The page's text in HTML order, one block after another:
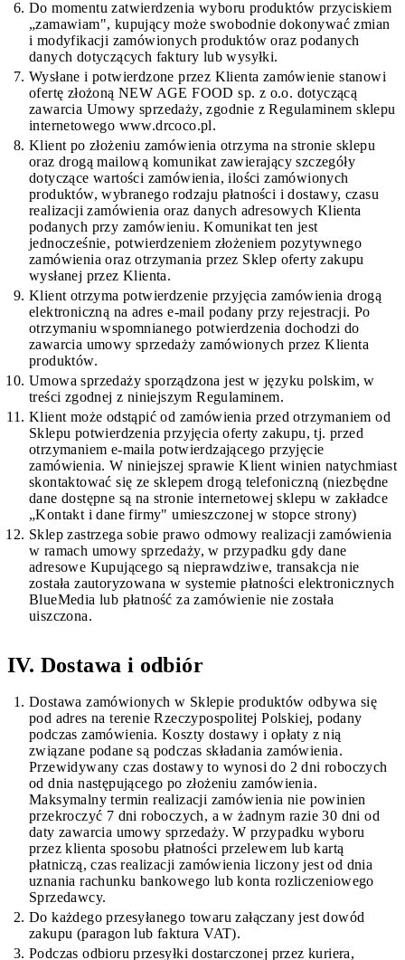
Do momentu zatwierdzenia wyboru produktów przyciskiem
„zamawiam", kupujący może swobodnie dokonywać zmian
i modyfikacji zamówionych produktów oraz podanych
danych dotyczących faktury lub wysyłki.
Wysłane i potwierdzone przez Klienta zamówienie stanowi
ofertę złożoną NEW AGE FOOD sp. z o.o. dotyczącą
zawarcia Umowy sprzedaży, zgodnie z Regulaminem sklepu
internetowego www.drcoco.pl.
Klient po złożeniu zamówienia otrzyma na stronie sklepu
oraz drogą mailową komunikat zawierający szczegóły
dotyczące wartości zamówienia, ilości zamówionych
produktów, wybranego rodzaju płatności i dostawy, czasu
realizacji zamówienia oraz danych adresowych Klienta
podanych przy zamówieniu. Komunikat ten jest
jednocześnie, potwierdzeniem złożeniem pozytywnego
zamówienia oraz otrzymania przez Sklep oferty zakupu
wysłanej przez Klienta.
Klient otrzyma potwierdzenie przyjęcia zamówienia drogą
elektroniczną na adres e-mail podany przy rejestracji. Po
otrzymaniu wspomnianego potwierdzenia dochodzi do
zawarcia umowy sprzedaży zamówionych przez Klienta
produktów.
Umowa sprzedaży sporządzona jest w języku polskim, w
treści zgodnej z niniejszym Regulaminem.
Klient może odstąpić od zamówienia przed otrzymaniem od
Sklepu potwierdzenia przyjęcia oferty zakupu, tj. przed
otrzymaniem e-maila potwierdzającego przyjęcie
zamówienia. W niniejszej sprawie Klient winien natychmiast
skontaktować się ze sklepem drogą telefoniczną (niezbędne
dane dostępne są na stronie internetowej sklepu w zakładce
„Kontakt i dane firmy" umieszczonej w stopce strony)
Sklep zastrzega sobie prawo odmowy realizacji zamówienia
w ramach umowy sprzedaży, w przypadku gdy dane
adresowe Kupującego są nieprawdziwe, transakcja nie
została zautoryzowana w systemie płatności elektronicznych
BlueMedia lub płatność za zamówienie nie została
uiszczona.
IV. Dostawa i odbiór
Dostawa zamówionych w Sklepie produktów odbywa się
pod adres na terenie Rzeczypospolitej Polskiej, podany
podczas zamówienia. Koszty dostawy i opłaty z nią
związane podane są podczas składania zamówienia.
Przewidywany czas dostawy to wynosi do 2 dni roboczych
od dnia następującego po złożeniu zamówienia.
Maksymalny termin realizacji zamówienia nie powinien
przekroczyć 7 dni roboczych, a w żadnym razie 30 dni od
daty zawarcia umowy sprzedaży. W przypadku wyboru
przez klienta sposobu płatności przelewem lub kartą
płatniczą, czas realizacji zamówienia liczony jest od dnia
uznania rachunku bankowego lub konta rozliczeniowego
Sprzedawcy.
Do każdego przesyłanego towaru załączany jest dowód
zakupu (paragon lub faktura VAT).
Podczas odbioru przesyłki dostarczonej przez kuriera,